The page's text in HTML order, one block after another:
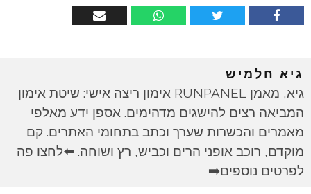
גיא חלמיש
גיא, מאמן RUNPANEL אימון ריצה אישי: שיטת אימון
המביאה רצים להישגים מדהימים. אספן ידע מאלפי
מאמרים והכשרות שערך וכתב בתחומי האתרים. קם
מוקדם, רוכב אופני הרים וכביש, רץ ושוחה. ⬅️לחצו פה
לפרטים נוספים➡️